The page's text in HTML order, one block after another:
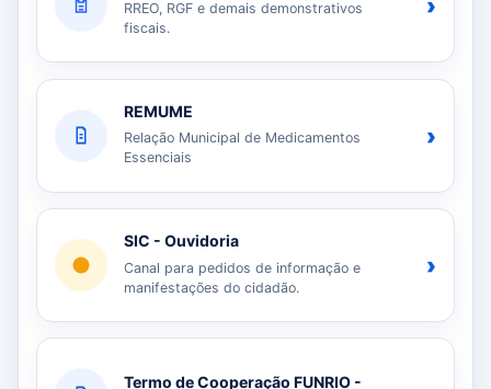
RREO, RGF e demais demonstrativos
fiscais.
REMUME
Relação Municipal de Medicamentos
Essenciais
›
SIC - Ouvidoria
Canal para pedidos de informação e
manifestações do cidadão.
›
Termo de Cooperação FUNRIO -